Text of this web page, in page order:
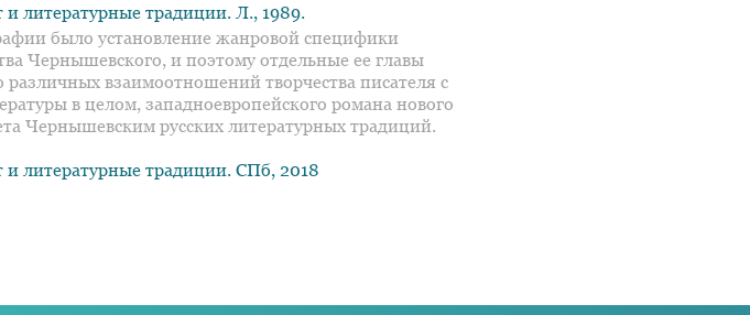
литературные традиции. Л., 1989.
было установление жанровой специфики
Чернышевского, и поэтому отдельные ее главы
взаимоотношений творчества писателя с
в целом, западноевропейского романа нового
Чернышевским русских литературных традиций.
литературные традиции. СПб, 2018